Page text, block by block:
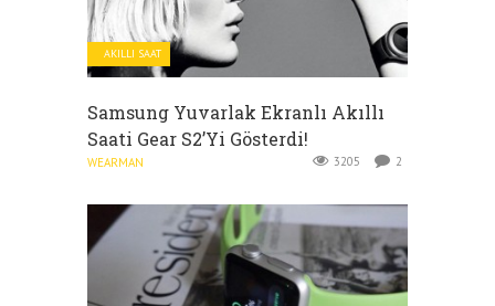
AKILLI SAAT
Samsung Yuvarlak Ekranlı Akıllı
Saati Gear S2’yi Gösterdi!
WEARMAN 3205 2